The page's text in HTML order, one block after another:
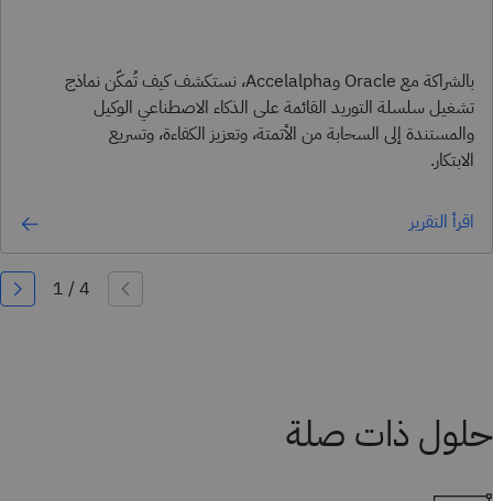
بالشراكة مع Oracle وAccelalpha، نستكشف كيف تُمكّن نماذج
تشغيل سلسلة التوريد القائمة على الذكاء الاصطناعي الوكيل
والمستندة إلى السحابة من الأتمتة، وتعزيز الكفاءة، وتسريع
الابتكار.
اقرأ التقرير